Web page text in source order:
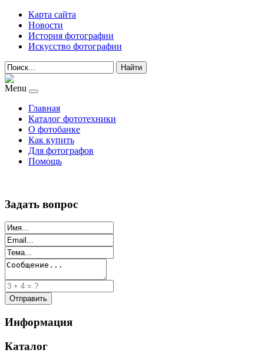
Карта сайта
Новости
История фотографии
Искусство фотографии
Найти
Menu
Главная
Каталог фототехники
О фотобанке
Как купить
Для фотографов
Помощь
Задать вопрос
Информация
Каталог